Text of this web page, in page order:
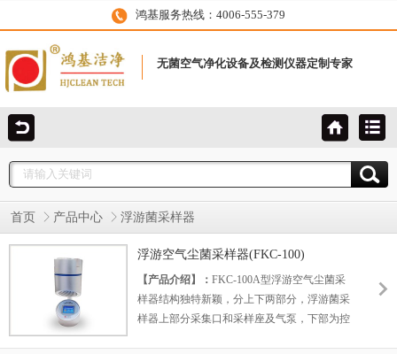
鸿基服务热线：4006-555-379
无菌空气净化设备及检测仪器定制专家
首页 产品中心 浮游菌采样器
浮游空气尘菌采样器(FKC-100)
【产品介绍】： FKC-100A型浮游空气尘菌采
样器结构独特新颖，分上下两部分，浮游菌采
样器上部分采集口和采样座及气泵，下部为控